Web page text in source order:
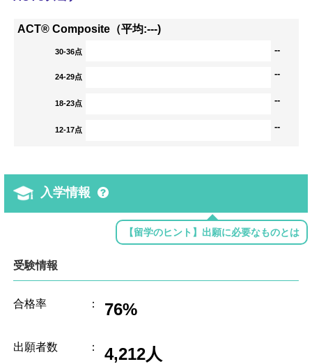
ACT® Composite（平均:---)
30-36点 --
24-29点 --
18-23点 --
12-17点 --
入学情報
【留学のヒント】出願に必要なものとは
受験情報
合格率 ： 76%
出願者数 ： 4,212人